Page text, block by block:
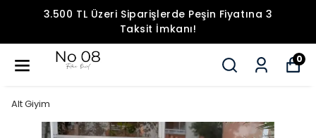
3.500 TL Üzeri Siparişlerde Peşin Fiyatına 3
Taksit İmkanı!
0
Alt Giyim